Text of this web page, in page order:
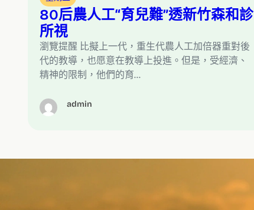
80后農人工“育兒難”透新竹森和診
所視
瀏覽提醒 比擬上一代，重生代農人工加倍器重對後
代的教導，也愿意在教導上投進。但是，受經濟、
精神的限制，他們的育…
admin